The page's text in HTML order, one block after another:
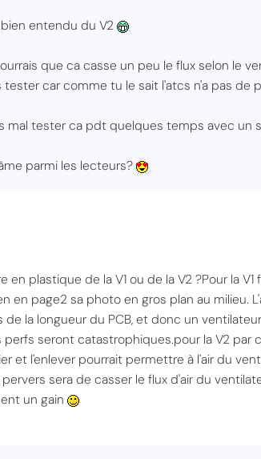
entendu du V2
que ca casse un peu le flux selon le
tester car comme tu le sait l'atcs n'a pas de
mal tester ca pdt quelques temps avec un
parmi les lecteurs?
en plastique de la V1 ou de la V2 ?Pour la
en page2 sa photo en gros plan au milieu.
de la longueur du PCB, et donc un
perfs seront catastrophiques.pour la V2
et l'enlever pourrait permettre à l'air du
sera de casser le flux d'air du
un gain